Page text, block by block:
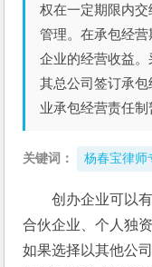
权在一定期限内
管理。在承包经
企业的经营收益
其总公司签订承
业承包经营责任制
关键词： 杨春宝律师
创办企业可以
合伙企业、个人独
如果选择以其他公